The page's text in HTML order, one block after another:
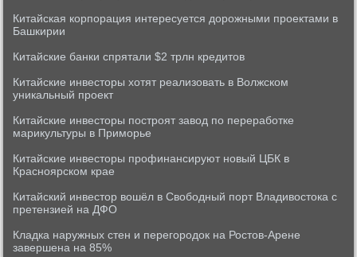
Китайская корпорация интересуется дорожными проектами в
Башкирии
Китайские банки спрятали $2 трлн кредитов
Китайские инвесторы хотят реализовать в Волжском
уникальный проект
Китайские инвесторы построят завод по переработке
марикультуры в Приморье
Китайские инвесторы профинансируют новый ЦБК в
Красноярском крае
Китайский инвестор вошёл в Свободный порт Владивостока с
претензией на ДФО
Кладка наружных стен и перегородок на Ростов-Арене
завершена на 85%